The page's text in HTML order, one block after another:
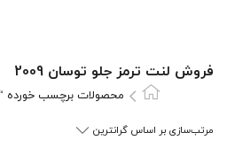
فروش لنت ترمز جلو توسان 2009
محصولات برچسب خورده